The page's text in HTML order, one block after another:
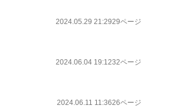
2024.05.29 21:2929ページ
2024.06.04 19:1232ページ
2024.06.11 11:3626ページ